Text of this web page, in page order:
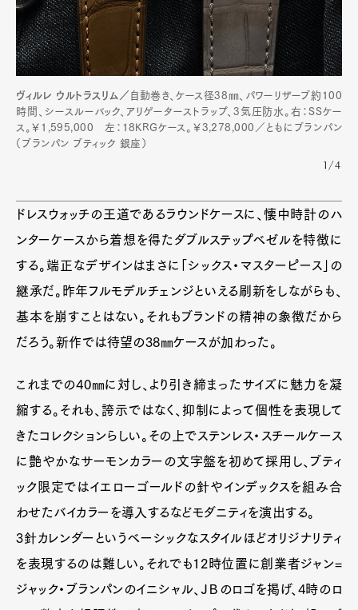
ヴィルレ ウルトラスリム／ 自動巻き、ケース径38㎜、パワーリザーブ約100
時間、シースルーバック、アリゲーターストラップ、3気圧防水。右：SSケー
ス。￥1,595,000 左：18KRGケース。￥3,278,000／ともにブランパン
（ブランパン ブティック 銀座）
1/4
ドレスウォッチの王道であるラウンドケースに、懐中時計のハ
ンターケースから着想を得たダブルステップベゼルを特徴に
する。端正なデザインはまさに「シックス・マスターピース」の
継承だ。昨年フルモデルチェンジといえる刷新をしながらも、
基本を崩すことはない。それもブランドの精神の象徴だから
だろう。新作では待望の38㎜ケースが加わった。
これまでの40㎜に対し、より引き締まったサイズに魅力を凝
縮する。それも、誇示ではなく、抑制によって個性を表現して
きたコレクションらしい。その上でステンレス・スチールケース
に艶やかなサーモンカラーの文字盤を初めて採用し、ブティ
ック限定ではイエローゴールドの針やインデックスを組み合
わせたバイカラーを導入するなどモダニティを演出する。
3針カレンダーというベーシックなスタイルほどオリジナリティ
を表現するのは難しい。それでも12時位置に創業者ジャン=
ジャック・ブランパンのイニシャル、ＪＢのロゴを掲げ、4時のロ